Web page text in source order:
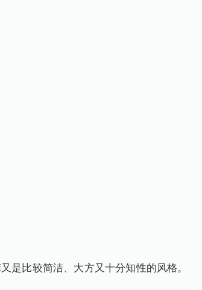
是比较简洁、大方又十分知性的风格。